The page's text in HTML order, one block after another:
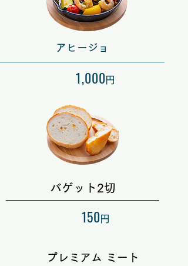
​アヒージョ
1,000円
バゲット2切
150円
プレミアム ミート